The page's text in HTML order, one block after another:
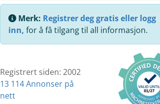
Merk: Registrer deg gratis eller logg
inn, for å få tilgang til all informasjon.
Registrert siden: 2002
13 114 Annonser på
nett